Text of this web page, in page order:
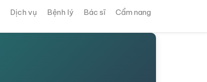
Dịch vụ Bệnh lý Bác sĩ Cẩm nang